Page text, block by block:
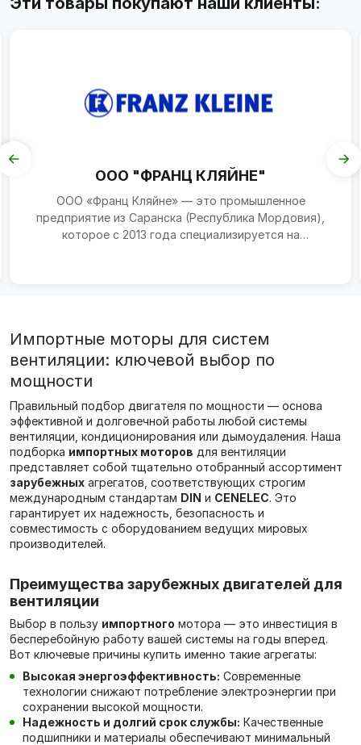
ООО "ФРАНЦ КЛЯЙНЕ"
ООО «Франц Кляйне» — это промышленное
предприятие из Саранска (Республика Мордовия),
которое с 2013 года специализируется на
Импортные моторы для систем
вентиляции: ключевой выбор по
мощности
Правильный подбор двигателя по мощности — основа
эффективной и долговечной работы любой системы
вентиляции, кондиционирования или дымоудаления. Наша
подборка импортных моторов для вентиляции
представляет собой тщательно отобранный ассортимент
зарубежных агрегатов, соответствующих строгим
международным стандартам DIN и CENELEC. Это
гарантирует их надежность, безопасность и
совместимость с оборудованием ведущих мировых
производителей.
Преимущества зарубежных двигателей для
вентиляции
Выбор в пользу импортного мотора — это инвестиция в
бесперебойную работу вашей системы на годы вперед.
Вот ключевые причины купить именно такие агрегаты:
Высокая энергоэффективность: Современные
технологии снижают потребление электроэнергии при
сохранении высокой мощности.
Надежность и долгий срок службы: Качественные
подшипники и материалы обеспечивают минимальный